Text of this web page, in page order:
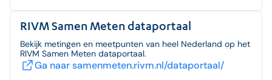
RIVM Samen Meten dataportaal
Bekijk metingen en meetpunten van heel Nederland op het
RIVM Samen Meten dataportaal.
Ga naar samenmeten.rivm.nl/dataportaal/